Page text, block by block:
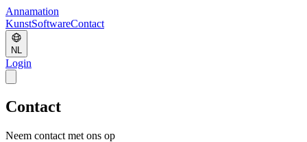
Annamation
KunstSoftwareContact
NL
Login
Contact
Neem contact met ons op